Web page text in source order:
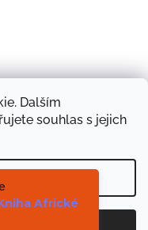
Dalším
souhlas s jejich
Africké